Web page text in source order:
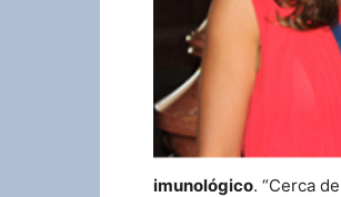
imunológico. “Cerca